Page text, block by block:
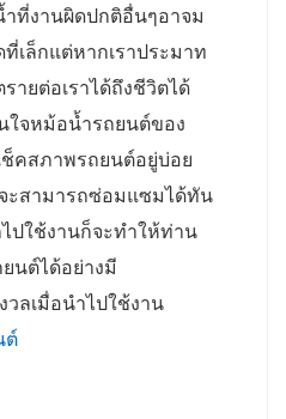
ที่งานผิดปกติอื่นๆอาจม
ที่เล็กแต่หากเราประมาท
ายต่อเราได้ถึงชีวิตได้
ใจหม้อน้ำรถยนต์ของ
คสภาพรถยนต์อยู่บ่อย
ะสามารถซ่อมแซมได้ทัน
ปใช้งานก็จะทำให้ท่าน
นต์ได้อย่างมี
ลเมื่อนำไปใช้งาน
ต์